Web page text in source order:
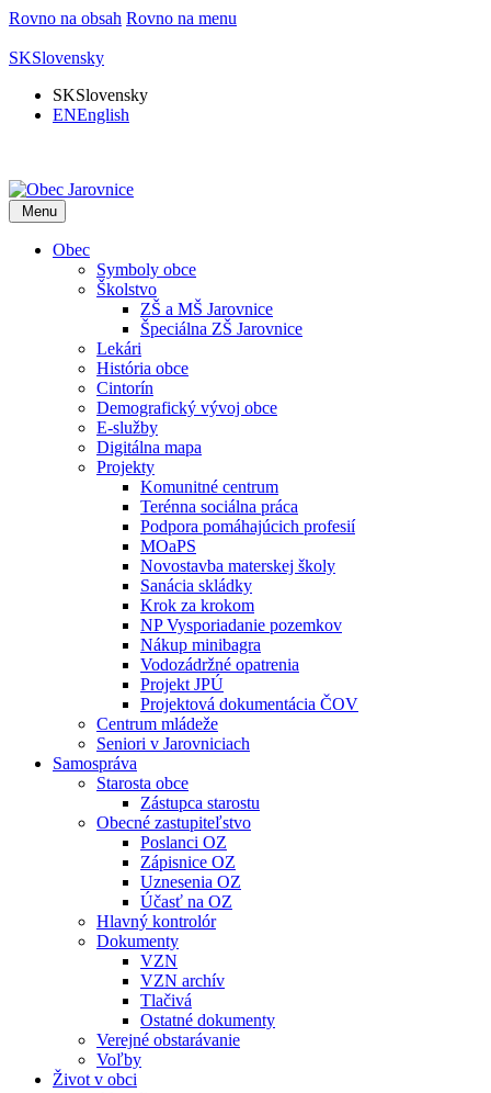
Rovno na obsah Rovno na menu
SKSlovensky
SKSlovensky
ENEnglish
Menu
Obec
Symboly obce
Školstvo
ZŠ a MŠ Jarovnice
Špeciálna ZŠ Jarovnice
Lekári
História obce
Cintorín
Demografický vývoj obce
E-služby
Digitálna mapa
Projekty
Komunitné centrum
Terénna sociálna práca
Podpora pomáhajúcich profesií
MOaPS
Novostavba materskej školy
Sanácia skládky
Krok za krokom
NP Vysporiadanie pozemkov
Nákup minibagra
Vodozádržné opatrenia
Projekt JPÚ
Projektová dokumentácia ČOV
Centrum mládeže
Seniori v Jarovniciach
Samospráva
Starosta obce
Zástupca starostu
Obecné zastupiteľstvo
Poslanci OZ
Zápisnice OZ
Uznesenia OZ
Účasť na OZ
Hlavný kontrolór
Dokumenty
VZN
VZN archív
Tlačivá
Ostatné dokumenty
Verejné obstarávanie
Voľby
Život v obci